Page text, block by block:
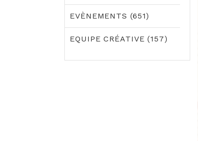
EVÈNEMENTS (651)
EQUIPE CRÉATIVE (157)